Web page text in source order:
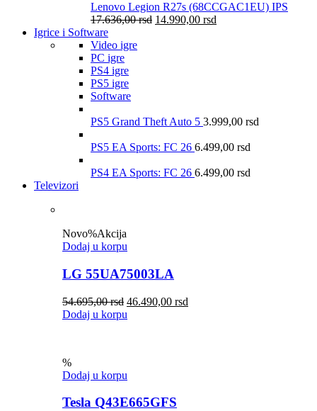
Lenovo Legion R27s (68CCGAC1EU) IPS
17.636,00rsd 14.990,00 rsd
Igrice i Software
Video igre
PC igre
PS4 igre
PS5 igre
Software
PS5 Grand Theft Auto 5 3.999,00 rsd
PS5 EA Sports: FC 26 6.499,00 rsd
PS4 EA Sports: FC 26 6.499,00 rsd
Televizori
Novo%Akcija
Dodaj u korpu
LG 55UA75003LA
54.695,00rsd 46.490,00 rsd
Dodaj u korpu
%
Dodaj u korpu
Tesla Q43E665GFS